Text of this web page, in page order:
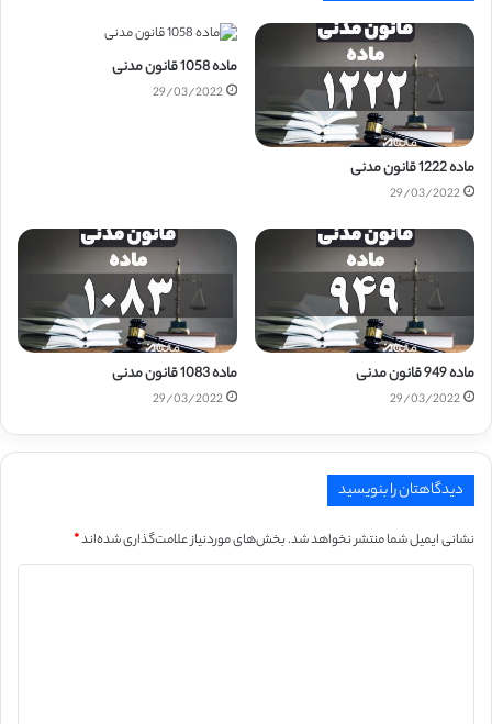
ماده 1222 قانون مدنی
29/03/2022
ماده 1058 قانون مدنی
29/03/2022
ماده 949 قانون مدنی
29/03/2022
ماده 1083 قانون مدنی
29/03/2022
دیدگاهتان را بنویسید
نشانی ایمیل شما منتشر نخواهد شد.بخش‌های موردنیاز علامت‌گذاری شده‌اند*